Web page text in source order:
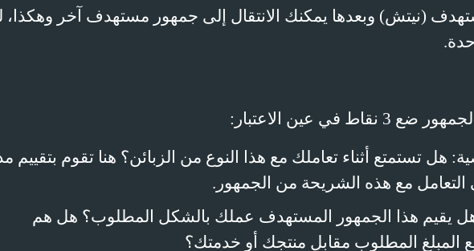
(نيتش) وبعدها يمكنك الانتقال إلى جمهور مستهدف آخر وهكذا،
في عين الاعتبار:
هل تستمتع أثناء تعاملك مع هذا النوع من الزبائن؟ هنا تقوم بتقييم
التعامل مع هذه الشريحة من الجمهور.
يقيم هذا الجمهور المستهدف عملك بالشكل المطلوب؟ هل هم
المبلغ المطلوب مقابل منتجك أو خدمتك؟